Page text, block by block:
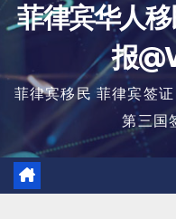
菲律宾华人
报
菲律宾移民 菲律宾签
第三国